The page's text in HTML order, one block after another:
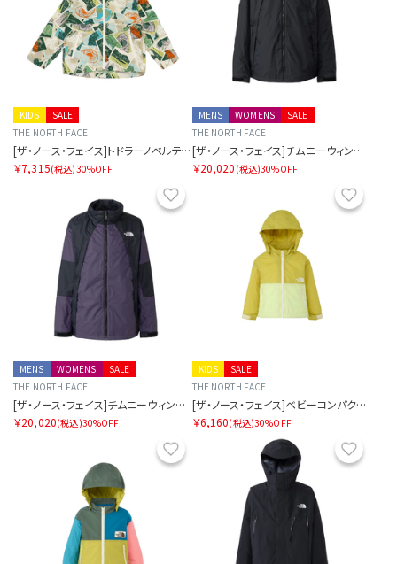
SALE
KIDS
THE NORTH FACE
[ザ・ノース・フェイス]トドラーノベルティコンパクトジャケット
￥7,315(税込)30%OFF
SALE
MENS
WOMENS
THE NORTH FACE
[ザ・ノース・フェイス]チムニーウィンドジャケット
￥20,020 (税込)30%OFF
お気に入り
SALE
MENS
WOMENS
THE NORTH FACE
[ザ・ノース・フェイス]チムニーウィンドジャケット
￥20,020(税込)30%OFF
SALE
KIDS
THE NORTH FACE
[ザ・ノース・フェイス]ベビーコンパクトジャケット
￥6,160(税込)30%OFF
お気に入り